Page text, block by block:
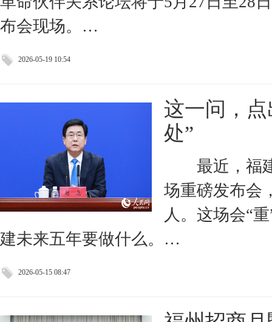
布会现场。…
2026-05-19 10:54
这一问，
处”
最近，福
场重磅发布会
人。这场会“
建未来五年要做什么。…
2026-05-15 08:47